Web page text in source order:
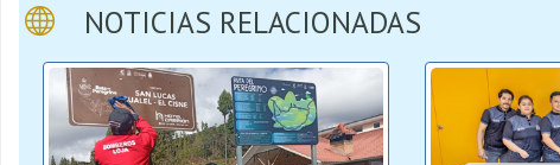
NOTICIAS RELACIONADAS